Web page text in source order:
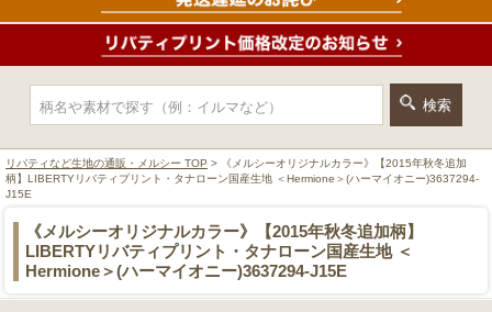
リバティなど生地の通販・メルシー TOP > 《メルシーオリジナルカラー》【2015年秋冬追加
柄】LIBERTYリバティプリント・タナローン国産生地 ＜Hermione＞(ハーマイオニー)3637294-
J15E
《メルシーオリジナルカラー》【2015年秋冬追加柄】
LIBERTYリバティプリント・タナローン国産生地 ＜
Hermione＞(ハーマイオニー)3637294-J15E